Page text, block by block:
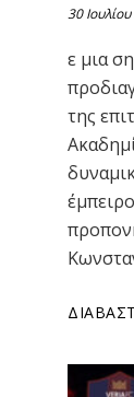
30
ε μια
της